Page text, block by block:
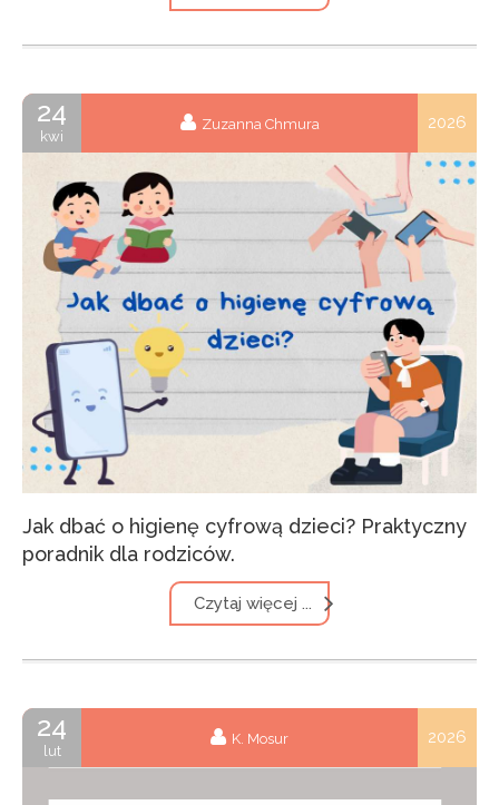
24
kwi
Zuzanna Chmura 2026
Jak dbać o higienę cyfrową dzieci? Praktyczny
poradnik dla rodziców.
Czytaj więcej ...
24
lut
K. Mosur 2026